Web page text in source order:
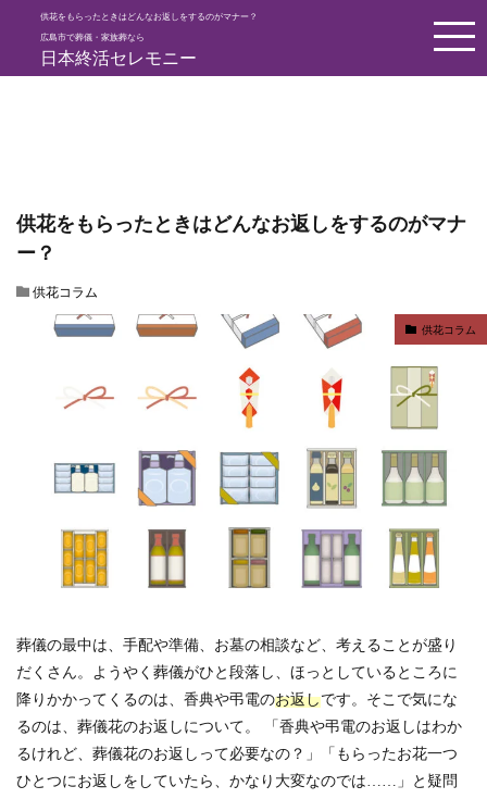
供花をもらったときはどんなお返しをするのがマナー？
広島市で葬儀・家族葬なら
日本終活セレモニー
HOME 供花コラム 供花をもらったときはどんなお返しをするのが
供花をもらったときはどんなお返しをするのがマナ
ー？
供花コラム
供花コラム
葬儀の最中は、手配や準備、お墓の相談など、考えることが盛り
だくさん。ようやく葬儀がひと段落し、ほっとしているところに
降りかかってくるのは、香典や弔電のお返しです。そこで気にな
るのは、葬儀花のお返しについて。 「香典や弔電のお返しはわか
るけれど、葬儀花のお返しって必要なの？」「もらったお花一つ
ひとつにお返しをしていたら、かなり大変なのでは……」と疑問